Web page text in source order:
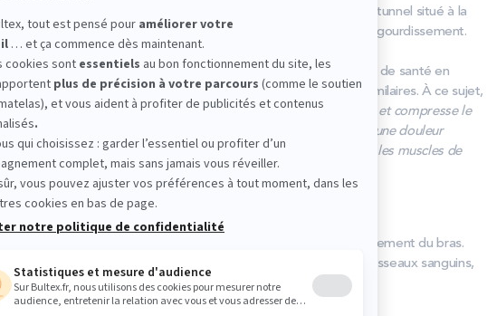
au niveau du bras. En effet, le canal carpien, tunnel situé à la
comprimer le nerf médian et entraîner une douleur ou un engourdissement.
VIDAL France, première source d'information sur les produits de santé en
une pression sur les nerfs, conduisant à des symptômes similaires. À ce sujet,
du disque expulse son cœur pulpeux et celui-ci fait hernie et compresse le
épinière {…} La compression de la racine d'un nerf provoque une douleur
du dos, jambe, selon le nerf touché) qui est aggravée lorsque les muscles de
sanguine peuvent également être responsables de l'engourdissement du bras.
par exemple, qui provoque un rétrécissement temporaire des vaisseaux sanguins,
d'engourdissement et de froideur dans les extrémités.